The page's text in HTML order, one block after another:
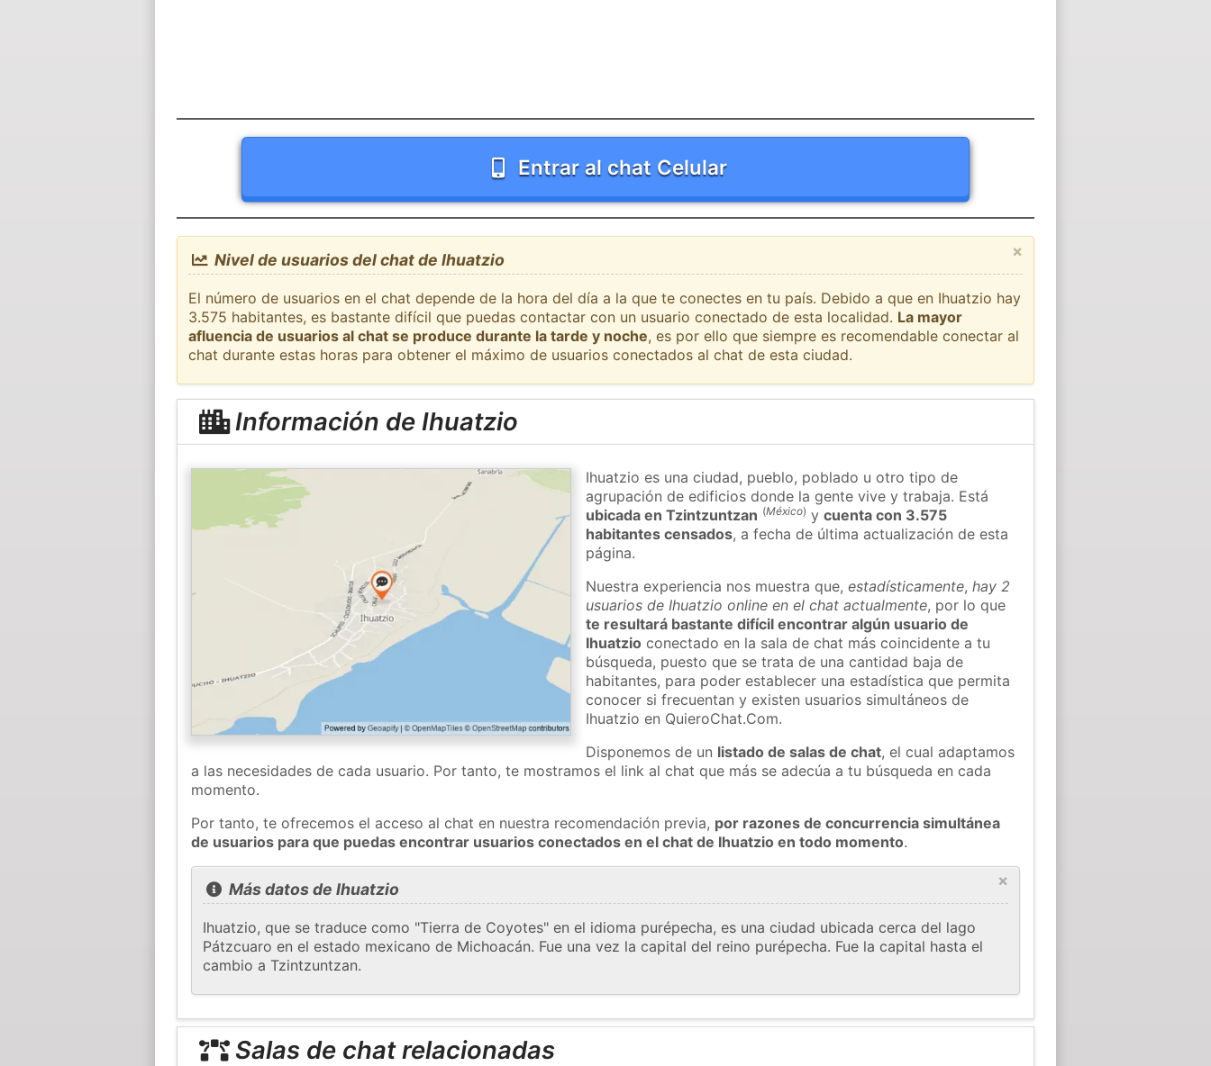
Entrar al chat Celular
×
Nivel de usuarios del chat de Ihuatzio
El número de usuarios en el chat depende de la hora del día a la que te conectes en tu país. Debido a que en Ihuatzio hay
3.575 habitantes, es bastante difícil que puedas contactar con un usuario conectado de esta localidad. La mayor
afluencia de usuarios al chat se produce durante la tarde y noche, es por ello que siempre es recomendable conectar al
chat durante estas horas para obtener el máximo de usuarios conectados al chat de esta ciudad.
Información de Ihuatzio
Ihuatzio es una ciudad, pueblo, poblado u otro tipo de
agrupación de edificios donde la gente vive y trabaja. Está
ubicada en Tzintzuntzan (México) ycuenta con 3.575
habitantes censados, a fecha de última actualización de esta
página.
Nuestra experiencia nos muestra que,estadísticamente,hay 2
usuarios de Ihuatzio online en el chat actualmente, por lo que
te resultará bastante difícil encontrar algún usuario de
Ihuatzio conectado en la sala de chat más coincidente a tu
búsqueda, puesto que se trata de una cantidad baja de
habitantes, para poder establecer una estadística que permita
conocer si frecuentan y existen usuarios simultáneos de
Ihuatzio en QuieroChat.Com.
Disponemos de un listado de salas de chat, el cual adaptamos
a las necesidades de cada usuario. Por tanto, te mostramos el link al chat que más se adecúa a tu búsqueda en cada
momento.
Por tanto, te ofrecemos el acceso al chat en nuestra recomendación previa, por razones de concurrencia simultánea
de usuarios para que puedas encontrar usuarios conectados en el chat de Ihuatzio en todo momento.
×
Más datos de Ihuatzio
Ihuatzio, que se traduce como "Tierra de Coyotes" en el idioma purépecha, es una ciudad ubicada cerca del lago
Pátzcuaro en el estado mexicano de Michoacán. Fue una vez la capital del reino purépecha. Fue la capital hasta el
cambio a Tzintzuntzan.
Salas de chat relacionadas